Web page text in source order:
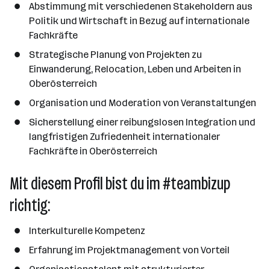
h
Abstimmung mit verschiedenen Stakeholdern aus
Politik und Wirtschaft in Bezug auf internationale
Fachkräfte
Strategische Planung von Projekten zu
Einwanderung, Relocation, Leben und Arbeiten in
Oberösterreich
Organisation und Moderation von Veranstaltungen
Sicherstellung einer reibungslosen Integration und
langfristigen Zufriedenheit internationaler
Fachkräfte in Oberösterreich
Mit diesem Profil bist du im #teambizup
richtig:
Interkulturelle Kompetenz
Erfahrung im Projektmanagement von Vorteil